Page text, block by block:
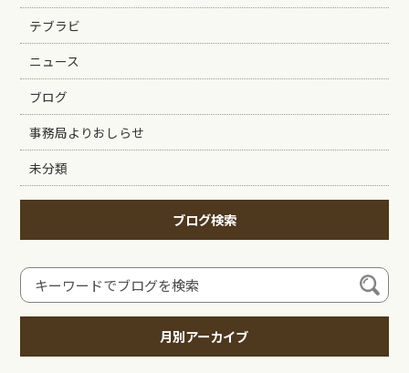
テブラビ
ニュース
ブログ
事務局よりおしらせ
未分類
ブログ検索
月別アーカイブ